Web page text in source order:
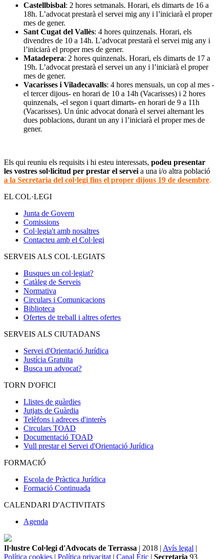
Castellbisbal: 2 hores setmanals. Horari, els dimarts de 16 a
18h. L’advocat prestarà el servei mig any i l’iniciarà el proper
mes de gener.
Sant Cugat del Vallès: 4 hores quinzenals. Horari, els
divendres de 10 a 14h. L’advocat prestarà el servei mig any i
l’iniciarà el proper mes de gener.
Matadepera: 2 hores quinzenals. Horari, els dimarts de 17 a
19h. L’advocat prestarà el servei un any i l’iniciarà el proper
mes de gener.
Vacarisses i Viladecavalls: 4 hores mensuals, un cop al mes -
el tercer dijous- en horari de 10 a 14h (Vacarisses) i 2 hores
quinzenals, -el segon i quart dimarts- en horari de 9 a 11h
(Vacarisses). Un únic advocat donarà el servei alternant les
dues poblacions, durant un any i l’iniciarà el proper mes de
gener.
Els qui reuniu els requisits i hi esteu interessats, podeu presentar
les vostres sol·licitud per prestar el servei a una i/o altra població
a la Secretaria del col·legi fins el proper dijous 19 de desembre.
EL COL·LEGI
Junta de Govern
Comissions
Col·legia't amb nosaltres
Contacteu amb el Col·legi
SERVEIS ALS COL·LEGIATS
Busques un col·legiat?
Catàleg de Serveis
Normativa
Circulars i Comunicacions
Biblioteca
Ofertes de treball i altres ofertes
SERVEIS ALS CIUTADANS
Servei d'Orientació Jurídica
Justícia Gratuïta
Busca un advocat?
TORN D'OFICI
Llistes de guàrdies
Jutjats de Guàrdia
Telèfons i adreces d'interès
Circulars TOAD
Documentació TOAD
Vull prestar el Servei d'Orientació Jurídica
FORMACIÓ
Escola de Pràctica Jurídica
Formació Continuada
CALENDARI D'ACTIVITATS
Agenda
Il·lustre Col·legi d'Advocats de Terrassa | 2018 | Avís legal |
Política cookies | Política privacitat | Canal Ètic | Secretaria 93